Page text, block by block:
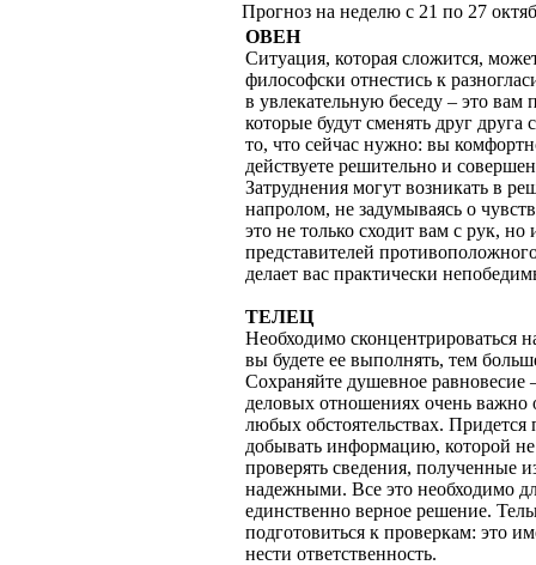
Прогноз на неделю с 21 по 27
ОВЕН
Ситуация, которая сложится,
философски отнестись к
в увлекательную беседу – это вам
которые будут сменять друг
то, что сейчас нужно: вы
действуете решительно и
Затруднения могут возникать в
напролом, не задумываясь о
это не только сходит вам с рук,
представителей
делает вас практически
ТЕЛЕЦ
Необходимо сконцентрироваться
вы будете ее выполнять, тем
Сохраняйте душевное равновесие
деловых отношениях очень важно
любых обстоятельствах.
добывать информацию, которой
проверять сведения, полученные
надежными. Все это необходимо
единственно верное решение.
подготовиться к проверкам: это
нести ответственность.